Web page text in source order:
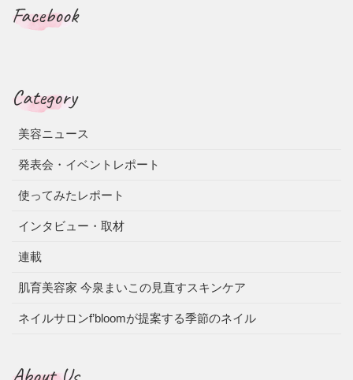
Facebook
Category
美容ニュース
発表会・イベントレポート
使ってみたレポート
インタビュー・取材
連載
肌育美容家 今泉まいこの見直すスキンケア
ネイルサロンf’bloomが提案する季節のネイル